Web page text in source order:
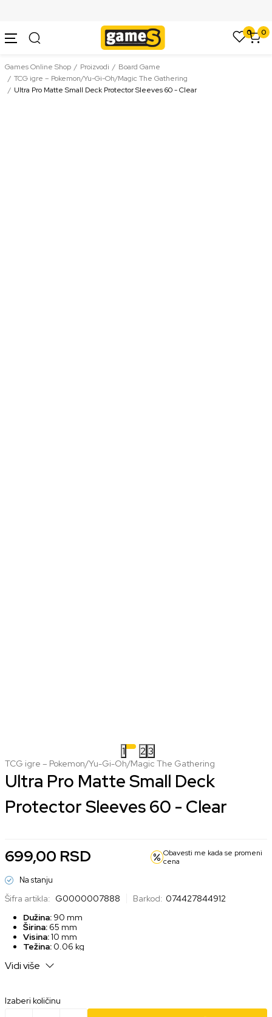
0 0
Games Online Shop Proizvodi
Board Game
TCG igre – Pokemon/Yu-Gi-Oh/Magic The Gathering
Ultra Pro Matte Small Deck Protector Sleeves 60 - Clear
1 2 3
TCG igre – Pokemon/Yu-Gi-Oh/Magic The Gathering
Ultra Pro Matte Small Deck
Protector Sleeves 60 - Clear
699,00 RSD
Obavesti me kada se promeni
cena
Na stanju
Šifra artikla: G0000007888 Barkod: 074427844912
Dužina: 90 mm
Širina: 65 mm
Visina:10 mm
Težina: 0.06 kg
Vidi više
Izaberi količinu